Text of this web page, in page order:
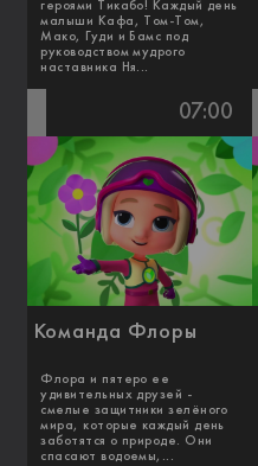
героями Тикабо! Каждый день
малыши Кафа, Том-Том,
Мако, Гуди и Бамс под
руководством мудрого
наставника Ня...
07:00
Команда Флоры
Флора и пятеро ее
удивительных друзей -
смелые защитники зелёного
мира, которые каждый день
заботятся о природе. Они
спасают водоемы,...